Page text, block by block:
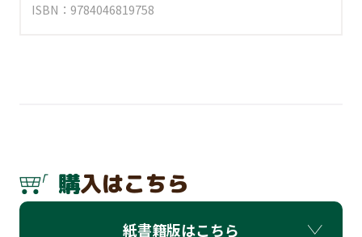
ISBN：9784046819758
購入はこちら
紙書籍版はこちら